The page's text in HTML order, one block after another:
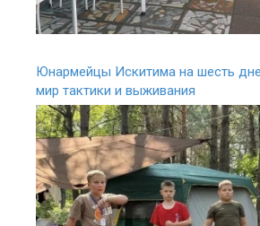
Юнармейцы Искитима на шесть
мир тактики и выживания